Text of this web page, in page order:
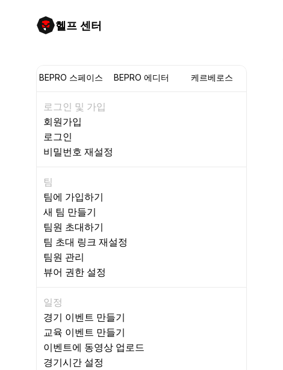
헬프 센터
BEPRO 스페이스 BEPRO 에디터 케르베로스
로그인 및 가입
회원가입
로그인
비밀번호 재설정
팀
팀에 가입하기
새 팀 만들기
팀원 초대하기
팀 초대 링크 재설정
팀원 관리
뷰어 권한 설정
일정
경기 이벤트 만들기
교육 이벤트 만들기
이벤트에 동영상 업로드
경기시간 설정